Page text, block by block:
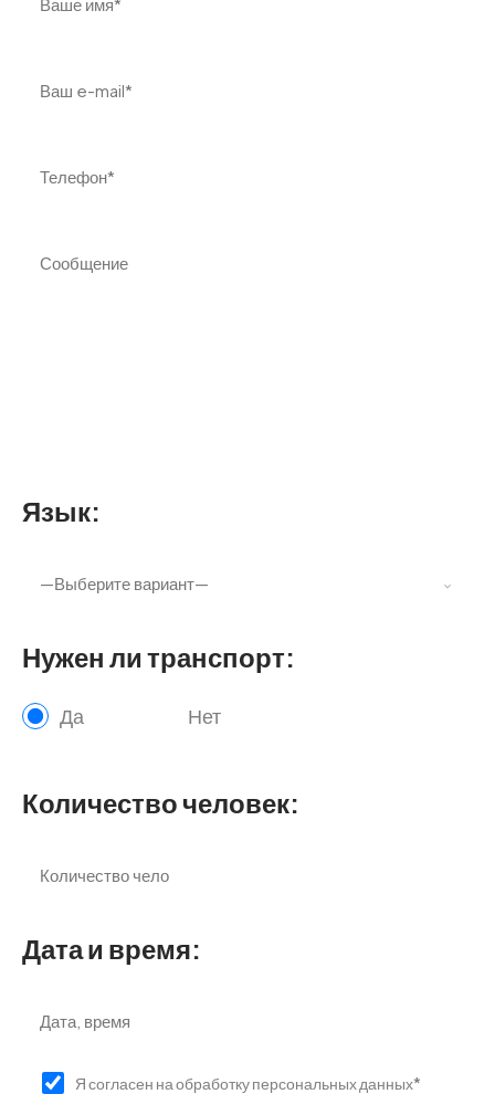
Язык:
Нужен ли транспорт:
Да Нет
Количество человек:
Дата и время:
Я согласен на обработку персональных данных*